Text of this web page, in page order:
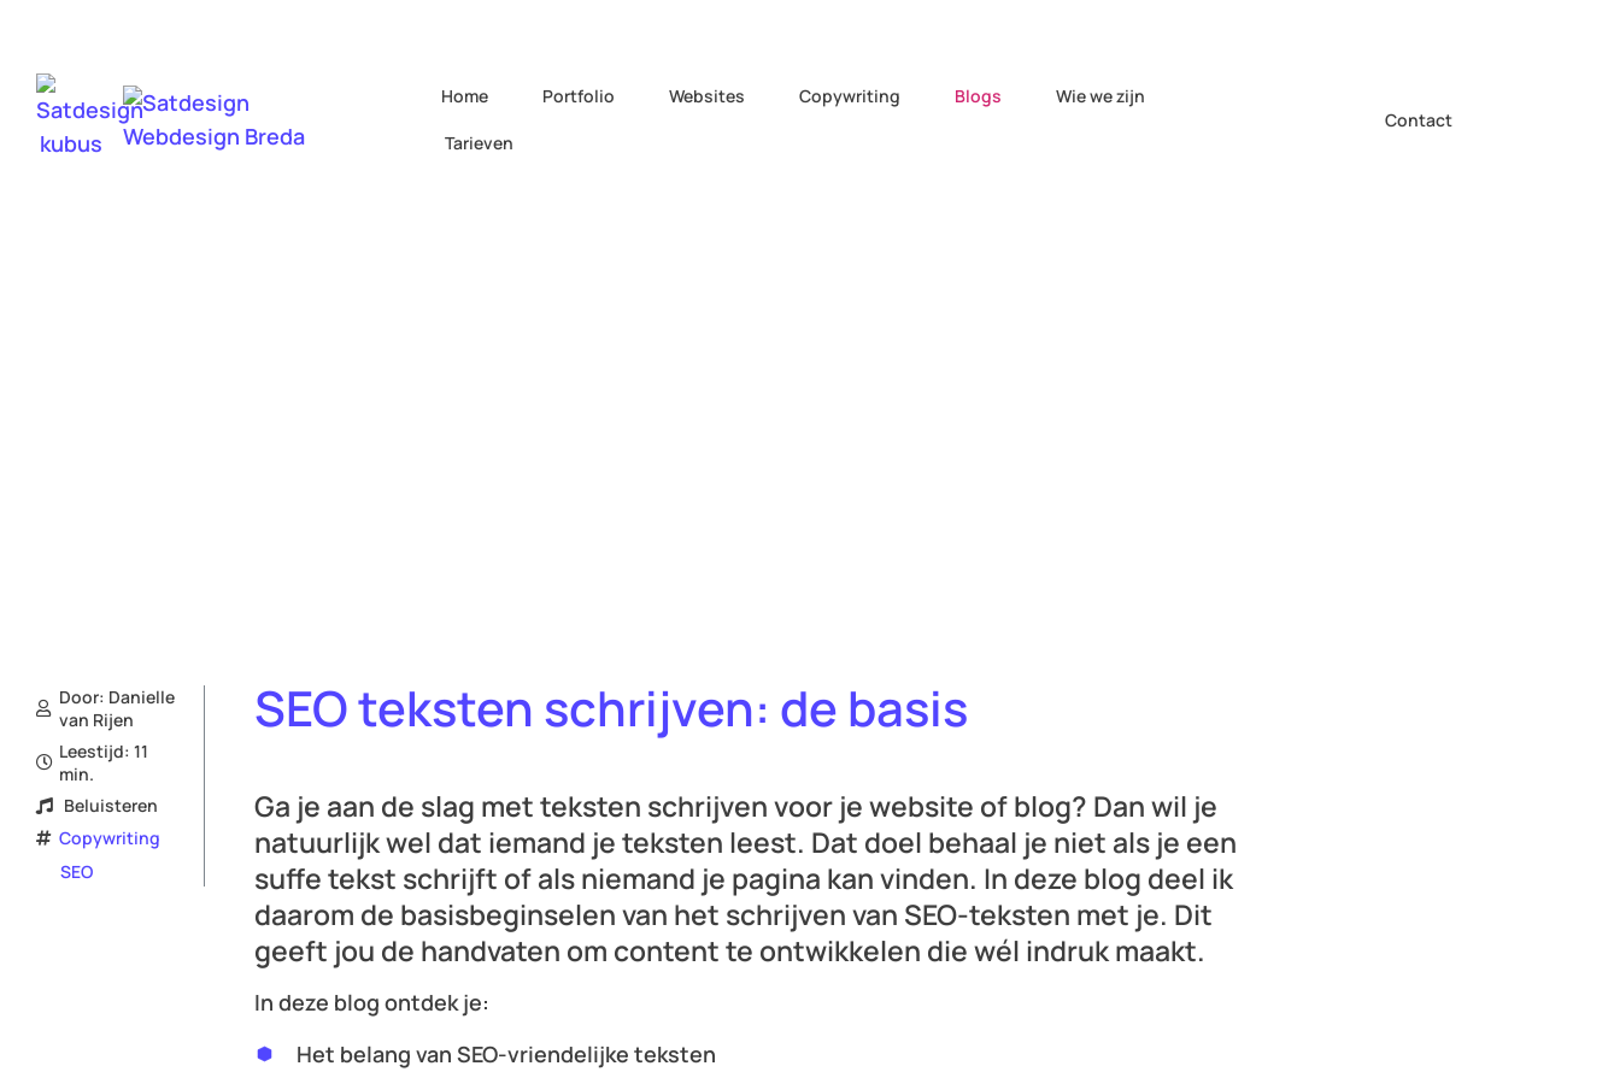
Home Portfolio Websites Copywriting Blogs Wie we zijn
Tarieven
Contact
Door: Danielle
van Rijen
Leestijd: 11
min.
Beluisteren
Copywriting
SEO
SEO teksten schrijven: de basis
Ga je aan de slag met teksten schrijven voor je website of blog? Dan wil je
natuurlijk wel dat iemand je teksten leest. Dat doel behaal je niet als je een
suffe tekst schrijft of als niemand je pagina kan vinden. In deze blog deel ik
daarom de basisbeginselen van het schrijven van SEO-teksten met je. Dit
geeft jou de handvaten om content te ontwikkelen die wél indruk maakt.
In deze blog ontdek je:
Het belang van SEO-vriendelijke teksten